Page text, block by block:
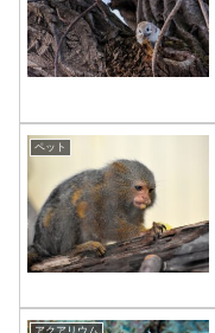
ペット